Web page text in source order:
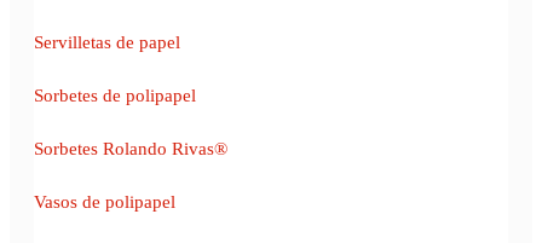
Servilletas de papel
Sorbetes de polipapel
Sorbetes Rolando Rivas®
Vasos de polipapel